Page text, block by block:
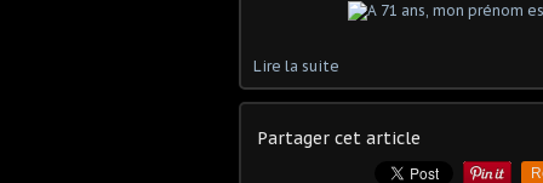
Lire la suite
Partager cet article